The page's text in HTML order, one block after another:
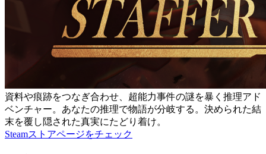
資料や痕跡をつなぎ合わせ、超能力事件の謎を暴く推理アド
ベンチャー。あなたの推理で物語が分岐する。決められた結
末を覆し隠された真実にたどり着け。
Steamストアページをチェック